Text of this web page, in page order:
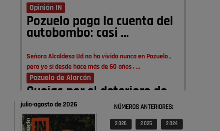
Opinión IN
Pozuelo paga la cuenta del
autobombo: casi …
Señora Alcaldesa Ud no ha vivido nunca en Pozuelo ,
pero yo si desde hace más de 60 años , …
Pozuelo de Alarcón
Quejas por el deterioro de
la limpieza …
A ver si es posible que haya vivienda para familias con
julio-agosto de 2026 NÚMEROS ANTERIORES:
2 026 2 025 2 024